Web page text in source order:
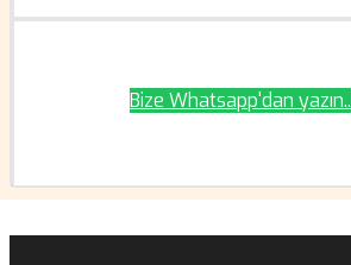
Bize Whatsapp'dan yazın..